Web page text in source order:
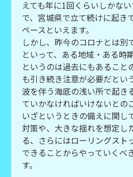
えても年に1回くらいしかな
で、宮城県で立て続けに起き
ペースといえます。
しかし、昨今のコロナとは別
といって、ある地域・ある時
というのは過去にもあること
も引き続き注意が必要だとい
波を伴う海底の浅い所で起き
ていかなければいけないとの
いざというときの備えに関し
対策や、大きな揺れを想定し
る、さらにはローリングスト
できることからやっていくべ
す。